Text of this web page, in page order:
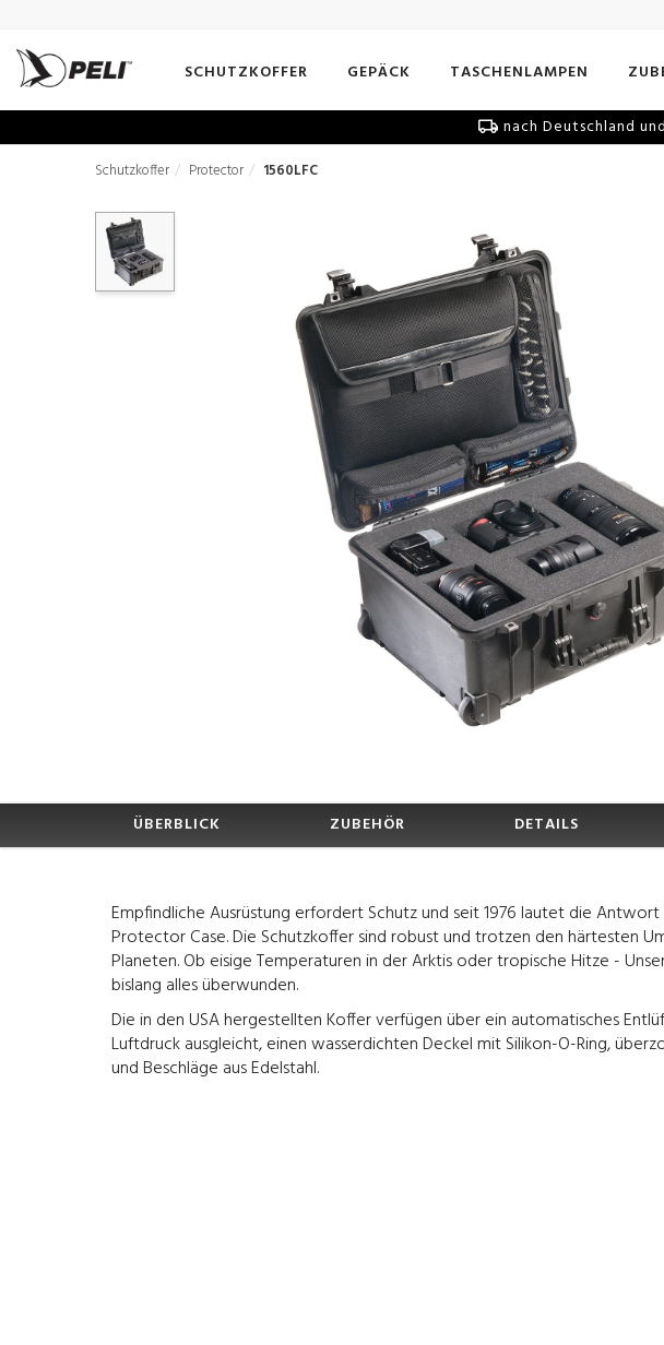
SCHUTZKOFFER GEPÄCK TASCHENLAMPEN
nach Deutschland
Schutzkoffer Protector 1560LFC
ÜBERBLICK ZUBEHÖR DETAILS
Empfindliche Ausrüstung erfordert Schutz und seit 1976 lautet die
Protector Case. Die Schutzkoffer sind robust und trotzen den härtesten
Planeten. Ob eisige Temperaturen in der Arktis oder tropische Hitze -
bislang alles überwunden.
Die in den USA hergestellten Koffer verfügen über ein automatisches
Luftdruck ausgleicht, einen wasserdichten Deckel mit Silikon-O-Ring,
und Beschläge aus Edelstahl.